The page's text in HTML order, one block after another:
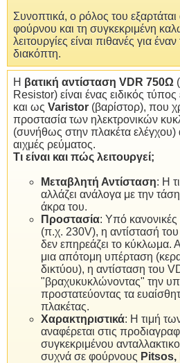
Συνοπτικά, ο ρόλος του
φούρνου και τη συγκεκριμένη
λειτουργίες είναι πιθανές για
διακόπτη.
Η βατική αντίσταση VDR 750Ω
Resistor) είναι ένας ειδικός
και ως Varistor (βαρίστορ), που
προστασία των ηλεκτρονικών
(συνήθως στην πλακέτα ελέγχου)
αιχμές ρεύματος.
Τι είναι και πώς λειτουργεί;
Μεταβλητή Αντίσταση: Η
αλλάζει ανάλογα με την
άκρα του.
Προστασία: Υπό κανονικές
(π.χ. 230V), η αντίστασή
δεν επηρεάζει το κύκλωμα.
μια απότομη υπέρταση
δικτύου), η αντίσταση του
"βραχυκυκλώνοντας" την
προστατεύοντας τα
πλακέτας.
Χαρακτηριστικά: Η τιμή
αναφέρεται στις
συγκεκριμένου
συχνά σε φούρνους Pitsos,